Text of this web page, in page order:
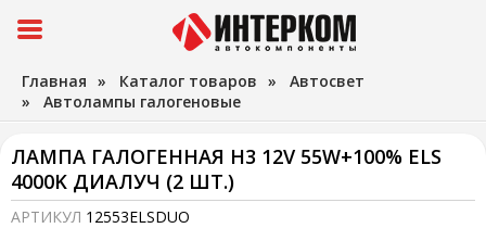
Главная » Каталог товаров » Автосвет
» Автолампы галогеновые
ЛАМПА ГАЛОГЕННАЯ H3 12V 55W+100% ELS
4000K ДИАЛУЧ (2 ШТ.)
АРТИКУЛ 12553ELSDUO